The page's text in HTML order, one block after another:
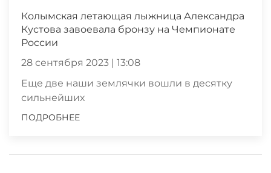
Колымская летающая лыжница Александра
Кустова завоевала бронзу на Чемпионате
России
28 сентября 2023 | 13:08
Еще две наши землячки вошли в десятку
сильнейших
ПОДРОБНЕЕ